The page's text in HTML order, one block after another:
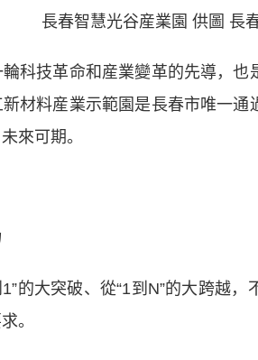
長春智慧光谷産業園 供圖 長
技革命和産業變革的先導，也
材料産業示範園是長春市唯一
來可期。
大突破、從“1到N”的大跨越，
。